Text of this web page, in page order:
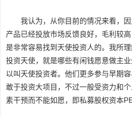
我认为，从你目前的情况来看，
产品已经投放市场反馈良好，毛利较
是非常容易找到天使投资人的。我所
投资天使，就是哪些有闲钱愿意做主
以叫天使投资者。他们更多参与早期
敢于投资大项目，不过一般受资力和
素干预而不能如愿，即私募股权资本